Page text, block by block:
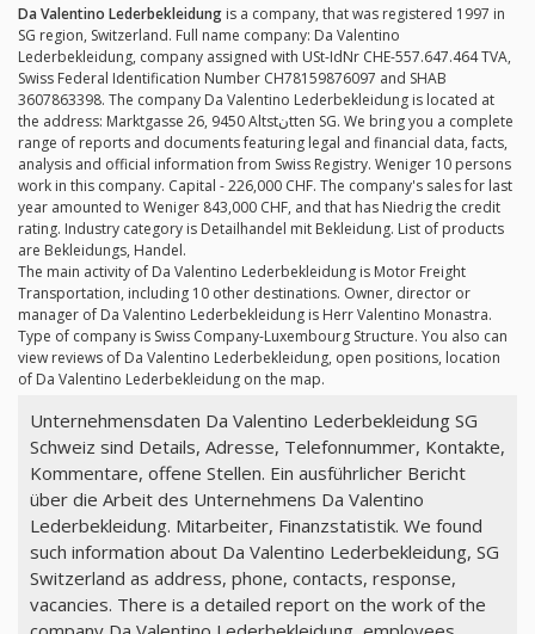
Da Valentino Lederbekleidung is a company, that was registered 1997 in
SG region, Switzerland. Full name company: Da Valentino
Lederbekleidung, company assigned with USt-IdNr CHE-557.647.464 TVA,
Swiss Federal Identification Number CH78159876097 and SHAB
3607863398. The company Da Valentino Lederbekleidung is located at
the address: Marktgasse 26, 9450 Altstنtten SG. We bring you a complete
range of reports and documents featuring legal and financial data, facts,
analysis and official information from Swiss Registry. Weniger 10 persons
work in this company. Capital - 226,000 CHF. The company's sales for last
year amounted to Weniger 843,000 CHF, and that has Niedrig the credit
rating. Industry category is Detailhandel mit Bekleidung. List of products
are Bekleidungs, Handel.
The main activity of Da Valentino Lederbekleidung is Motor Freight
Transportation, including 10 other destinations. Owner, director or
manager of Da Valentino Lederbekleidung is Herr Valentino Monastra.
Type of company is Swiss Company-Luxembourg Structure. You also can
view reviews of Da Valentino Lederbekleidung, open positions, location
of Da Valentino Lederbekleidung on the map.
Unternehmensdaten Da Valentino Lederbekleidung SG
Schweiz sind Details, Adresse, Telefonnummer, Kontakte,
Kommentare, offene Stellen. Ein ausführlicher Bericht
über die Arbeit des Unternehmens Da Valentino
Lederbekleidung. Mitarbeiter, Finanzstatistik. We found
such information about Da Valentino Lederbekleidung, SG
Switzerland as address, phone, contacts, response,
vacancies. There is a detailed report on the work of the